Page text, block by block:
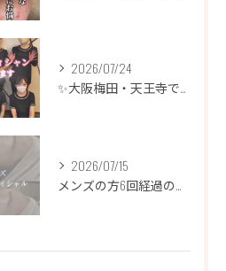
2026/07/24
✨大阪梅田・天王寺でエステティシャン募集✨
2026/07/15
メンズの方6回経過のお写真になります📷✨